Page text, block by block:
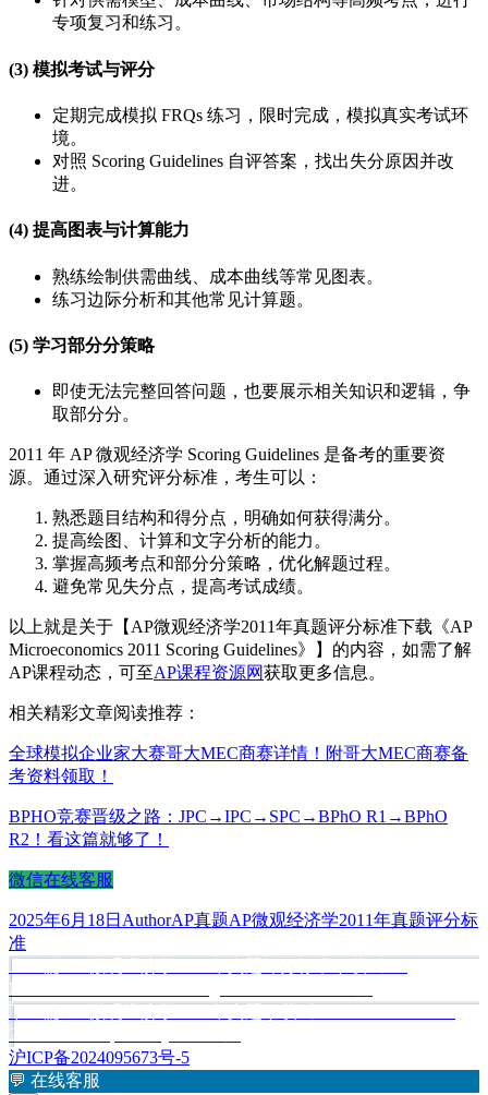
专项复习和练习。
(3) 模拟考试与评分
定期完成模拟 FRQs 练习，限时完成，模拟真实考试环
境。
对照 Scoring Guidelines 自评答案，找出失分原因并改
进。
(4) 提高图表与计算能力
熟练绘制供需曲线、成本曲线等常见图表。
练习边际分析和其他常见计算题。
(5) 学习部分分策略
即使无法完整回答问题，也要展示相关知识和逻辑，争
取部分分。
2011 年 AP 微观经济学 Scoring Guidelines 是备考的重要资
源。通过深入研究评分标准，考生可以：
熟悉题目结构和得分点，明确如何获得满分。
提高绘图、计算和文字分析的能力。
掌握高频考点和部分分策略，优化解题过程。
避免常见失分点，提高考试成绩。
以上就是关于【AP微观经济学2011年真题评分标准下载《AP
Microeconomics 2011 Scoring Guidelines》】的内容，如需了解
AP课程动态，可至AP课程资源网获取更多信息。
相关精彩文章阅读推荐：
全球模拟企业家大赛哥大MEC商赛详情！附哥大MEC商赛备
考资料领取！
BPHO竞赛晋级之路：JPC→IPC→SPC→BPhO R1→BPhO
R2！看这篇就够了！
微信在线客服
发
布
于
2025年6月18日 作
Author分
AP真题标
AP微观经济学2011年真题评分标
准
文
章
导
航
上
文
Microeconomics 2011 Scoring Guidelines Form B》
下一篇
下
文
章：
2012 Free-Response Questions》
沪ICP备2024095673号-5
💬 在线客服